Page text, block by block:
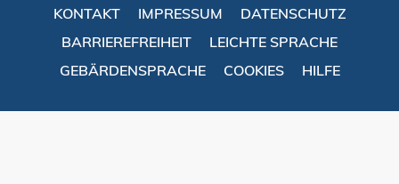
KONTAKT IMPRESSUM
DATENSCHUTZ
BARRIEREFREIHEIT
LEICHTE SPRACHE
GEBÄRDENSPRACHE
COOKIES HILFE